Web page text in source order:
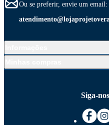
Ou se preferir, envie um email:
Siga-